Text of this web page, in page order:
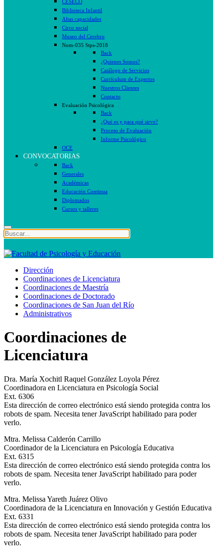
CESECO
Biblioteca Infantil
Altas capacidades
Circo social
Museo del Cerebro
Nom-035 Stps-2018
Back
¿Quienes Somos?
Catálogo de Servicios
Currículum de Expertos
Nuestros Clientes
Contacto
Evaluación Psicológica
Back
¿Qué es y para qué sirve?
Proceso de Evaluación
Informe Psicológico
OCE
CONVOCATORIAS
Back
Generales
Académicas
Educación Continua
Diplomados
Cursos y talleres
Dirección
Coordinaciones de Licenciatura
Coordinaciones de Maestría
Coordinaciones de Doctorado
Coordinaciones de San Juan del Río
Administrativos
Coordinaciones de
Licenciatura
Dra. María Xochitl Raquel González Loyola Pérez
Coordinadora en Licenciatura en Psicología Social
Ext. 6306
Esta dirección de correo electrónico está siendo protegida contra los
robots de spam. Necesita tener JavaScript habilitado para poder
verlo.
Mtra. Melissa Calderón Carrillo
Coordinador de la Licenciatura en Psicología Educativa
Ext. 6315
Esta dirección de correo electrónico está siendo protegida contra los
robots de spam. Necesita tener JavaScript habilitado para poder
verlo.
Mtra. Melissa Yareth Juárez Olivo
Coordinadora de la Licenciatura en Innovación y Gestión Educativa
Ext. 6331
Esta dirección de correo electrónico está siendo protegida contra los
robots de spam. Necesita tener JavaScript habilitado para poder
verlo.